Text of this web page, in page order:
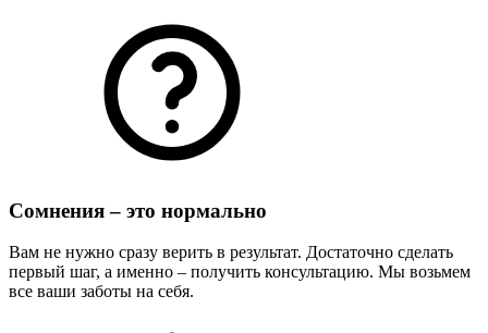
Сомнения – это нормально
Вам не нужно сразу верить в результат. Достаточно сделать
первый шаг, а именно – получить консультацию. Мы возьмем
все ваши заботы на себя.